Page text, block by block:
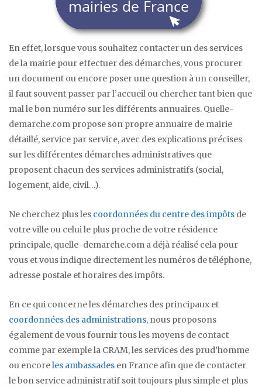
En effet, lorsque vous souhaitez contacter un des services
de la mairie pour effectuer des démarches, vous procurer
un document ou encore poser une question à un conseiller,
il faut souvent passer par l’accueil ou chercher tant bien que
mal le bon numéro sur les différents annuaires. Quelle-
demarche.com propose son propre annuaire de mairie
détaillé, service par service, avec des explications précises
sur les différentes démarches administratives que
proposent chacun des services administratifs (social,
logement, aide, civil…).
Ne cherchez plus les coordonnées du centre des impôts de
votre ville ou celui le plus proche de votre résidence
principale, quelle-demarche.com a déjà réalisé cela pour
vous et vous indique directement les numéros de téléphone,
adresse postale et horaires des impôts.
En ce qui concerne les démarches des principaux et
coordonnées des administrations, nous proposons
également de vous fournir tous les moyens de contact
comme par exemple la CRAM, les services des prud’homme
ou encoreles ambassades en France afin que de contacter
le bon service administratif soit toujours plus simple et plus